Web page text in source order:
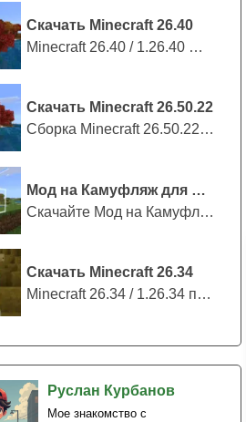
Скачать Minecraft 26.40
Minecraft 26.40 / 1.26.40 — стабильны...
Скачать Minecraft 26.50.22
Сборка Minecraft 26.50.22 / 1.26.50.2...
Мод на Камуфляж для Майнкрафт ПЕ
Скачайте Мод на Камуфляж на Майнкрафт...
Скачать Minecraft 26.34
Minecraft 26.34 / 1.26.34 представляе...
Руслан Курбанов
Мое знакомство с